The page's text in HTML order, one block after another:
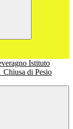
Istituto
Chiusa di Pesio